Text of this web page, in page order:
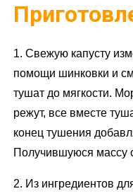
1. Свежую капусту
помощи шинковки и
тушат до мягкости.
режут, все вместе
конец тушения
Получившуюся массу
2. Из ингредиентов